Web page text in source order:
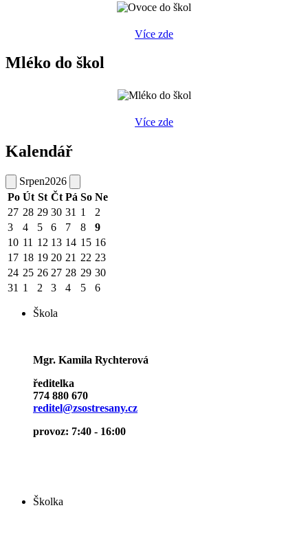
Více zde
Mléko do škol
Více zde
Kalendář
Srpen2026
Po Út St Čt Pá So Ne
27 28 29 30 31 1
2
3
4 5 6 7 8
9
10 11 12 13 14 15 16
17 18 19 20 21 22 23
24 25 26 27 28 29 30
31 1 2 3 4 5 6
Škola
Mgr. Kamila Rychterová
ředitelka
774 880 670
reditel@zsostresany.cz
provoz: 7:40 - 16:00
Školka